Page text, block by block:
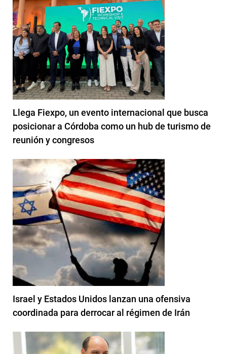
Llega Fiexpo, un evento internacional que busca
posicionar a Córdoba como un hub de turismo de
reunión y congresos
Israel y Estados Unidos lanzan una ofensiva
coordinada para derrocar al régimen de Irán